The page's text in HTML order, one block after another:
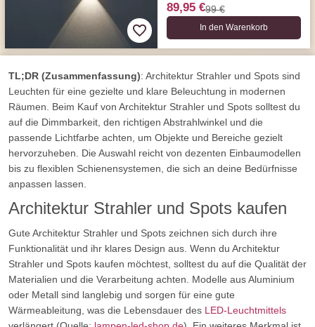
89,95 €99 €
In den Warenkorb
TL;DR (Zusammenfassung): Architektur Strahler und Spots sind
Leuchten für eine gezielte und klare Beleuchtung in modernen
Räumen. Beim Kauf von Architektur Strahler und Spots solltest du
auf die Dimmbarkeit, den richtigen Abstrahlwinkel und die
passende Lichtfarbe achten, um Objekte und Bereiche gezielt
hervorzuheben. Die Auswahl reicht von dezenten Einbaumodellen
bis zu flexiblen Schienensystemen, die sich an deine Bedürfnisse
anpassen lassen.
Architektur Strahler und Spots kaufen
Gute Architektur Strahler und Spots zeichnen sich durch ihre
Funktionalität und ihr klares Design aus. Wenn du Architektur
Strahler und Spots kaufen möchtest, solltest du auf die Qualität der
Materialien und die Verarbeitung achten. Modelle aus Aluminium
oder Metall sind langlebig und sorgen für eine gute
Wärmeableitung, was die Lebensdauer des LED-Leuchtmittels